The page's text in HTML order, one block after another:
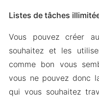
Listes de tâches
Vous pouvez créer
souhaitez et les
comme bon vous
vous ne pouvez donc
qui vous souhaitez